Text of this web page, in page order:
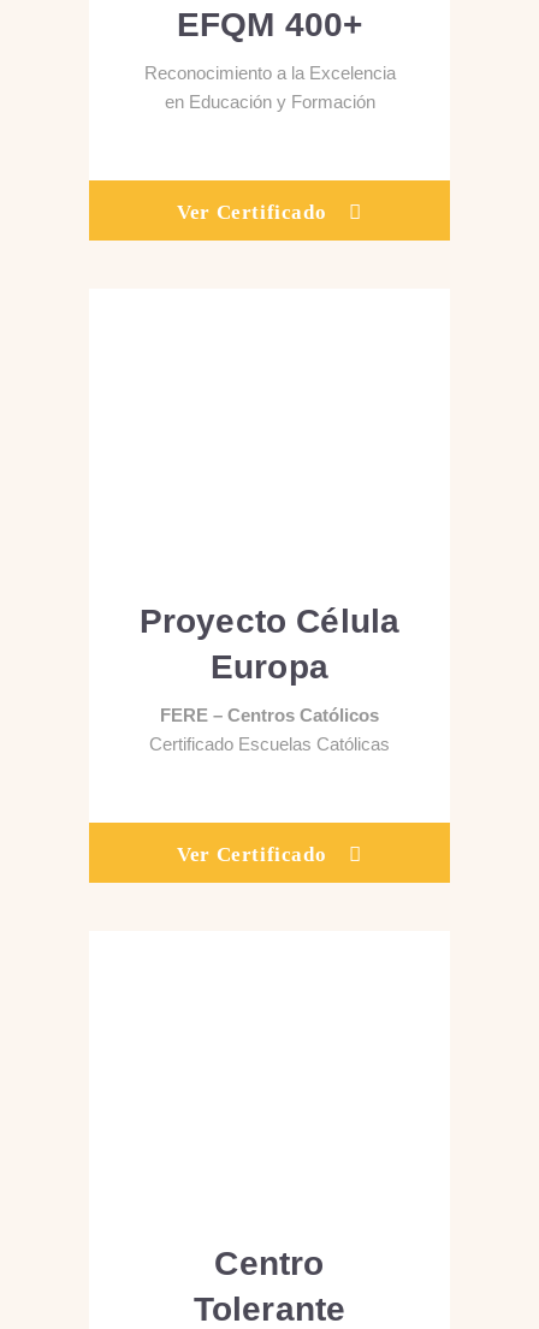
EFQM 400+
Reconocimiento a la Excelencia
en Educación y Formación
Ver Certificado
Proyecto Célula
Europa
FERE – Centros Católicos
Certificado Escuelas Católicas
Ver Certificado
Centro
Tolerante